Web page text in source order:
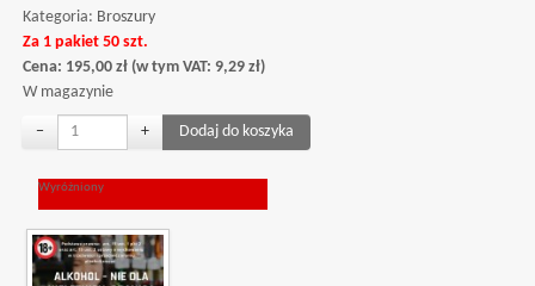
Kategoria: Broszury
Za 1 pakiet 50 szt.
Cena: 195,00 zł (w tym VAT:9,29 zł)
W magazynie
− +
Wyróżniony